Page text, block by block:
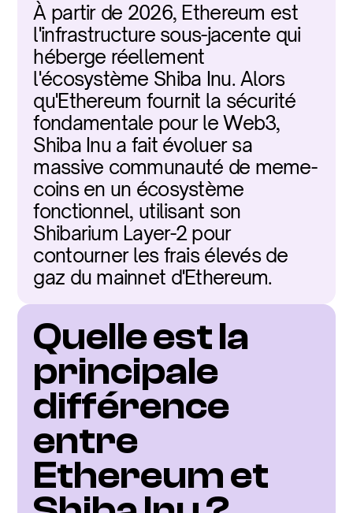
À partir de 2026, Ethereum est
l'infrastructure sous-jacente qui
héberge réellement
l'écosystème Shiba Inu. Alors
qu'Ethereum fournit la sécurité
fondamentale pour le Web3,
Shiba Inu a fait évoluer sa
massive communauté de meme-
coins en un écosystème
fonctionnel, utilisant son
Shibarium Layer-2 pour
contourner les frais élevés de
gaz du mainnet d'Ethereum.
Quelle est la
principale
différence
entre
Ethereum et